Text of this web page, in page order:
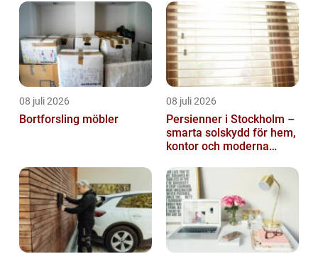
08 juli 2026
Bortforsling möbler
08 juli 2026
Persienner i Stockholm –
smarta solskydd för hem,
kontor och moderna